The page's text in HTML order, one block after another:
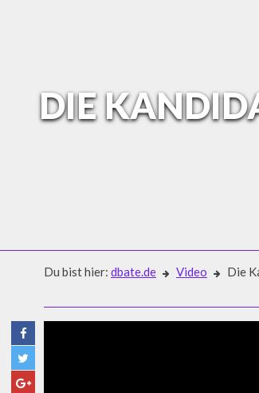
DIE
Du bist hier: dbate.de Video Die